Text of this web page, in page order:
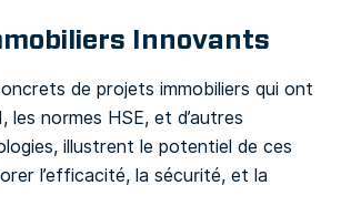
Innovants
de projets immobiliers qui ont
les normes HSE, et d’autres
illustrent le potentiel de ces
l’efficacité, la sécurité, et la